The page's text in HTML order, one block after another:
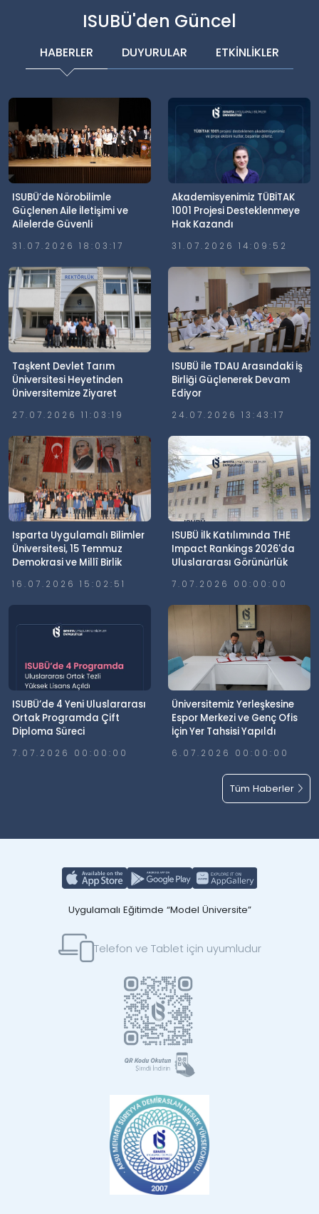
ISUBÜ'den Güncel
HABERLER DUYURULAR ETKİNLİKLER
ISUBÜ’de Nörobilimle
Güçlenen Aile İletişimi ve
Ailelerde Güvenli
Gerçekleştirildi
31.07.2026 18:03:17
Akademisyenimiz TÜBİTAK
1001 Projesi Desteklenmeye
Hak Kazandı
31.07.2026 14:09:52
Taşkent Devlet Tarım
Üniversitesi Heyetinden
Üniversitemize Ziyaret
27.07.2026 11:03:19
ISUBÜ ile TDAU Arasındaki İş
Birliği Güçlenerek Devam
Ediyor
24.07.2026 13:43:17
Isparta Uygulamalı Bilimler
Üniversitesi, 15 Temmuz
Demokrasi ve Millî Birlik
16.07.2026 15:02:51
ISUBÜ İlk Katılımında THE
Impact Rankings 2026'da
Uluslararası Görünürlük
7.07.2026 00:00:00
ISUBÜ’de 4 Yeni Uluslararası
Ortak Programda Çift
Diploma Süreci
7.07.2026 00:00:00
Üniversitemiz Yerleşkesine
Espor Merkezi ve Genç Ofis
İçin Yer Tahsisi Yapıldı
6.07.2026 00:00:00
Tüm Haberler
Uygulamalı Eğitimde “Model Üniversite”
Telefon ve Tablet için uyumludur